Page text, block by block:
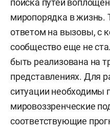
поиска путей
миропорядка в жизнь.
ответом на вызовы, с
сообщество еще не
быть реализована на
представлениях. Для
ситуации необходимы
мировоззренческие
соответствующие